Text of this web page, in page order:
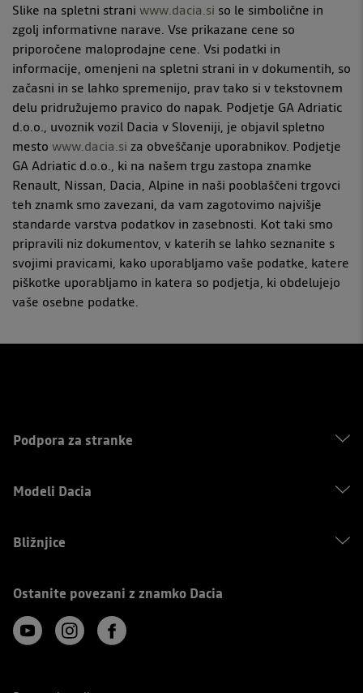
Slike na spletni strani www.dacia.si so le simbolične in
zgolj informativne narave. Vse prikazane cene so
priporočene maloprodajne cene. Vsi podatki in
informacije, omenjeni na spletni strani in v dokumentih, so
začasni in se lahko spremenijo, prav tako si v tekstovnem
delu pridružujemo pravico do napak. Podjetje GA Adriatic
d.o.o., uvoznik vozil Dacia v Sloveniji, je objavil spletno
mesto www.dacia.si za obveščanje uporabnikov. Podjetje
GA Adriatic d.o.o., ki na našem trgu zastopa znamke
Renault, Nissan, Dacia, Alpine in naši pooblaščeni trgovci
teh znamk smo zavezani, da vam zagotovimo najvišje
standarde varstva podatkov in zasebnosti. Kot taki smo
pripravili niz dokumentov, v katerih se lahko seznanite s
svojimi pravicami, kako uporabljamo vaše podatke, katere
piškotke uporabljamo in katera so podjetja, ki obdelujejo
vaše osebne podatke.